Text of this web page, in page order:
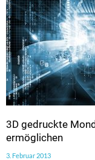
3D gedruckte
ermöglichen
3. Februar 2013